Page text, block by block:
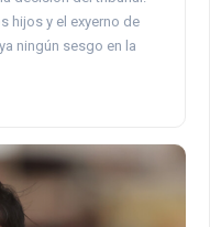
hijos y el exyerno de
ningún sesgo en la